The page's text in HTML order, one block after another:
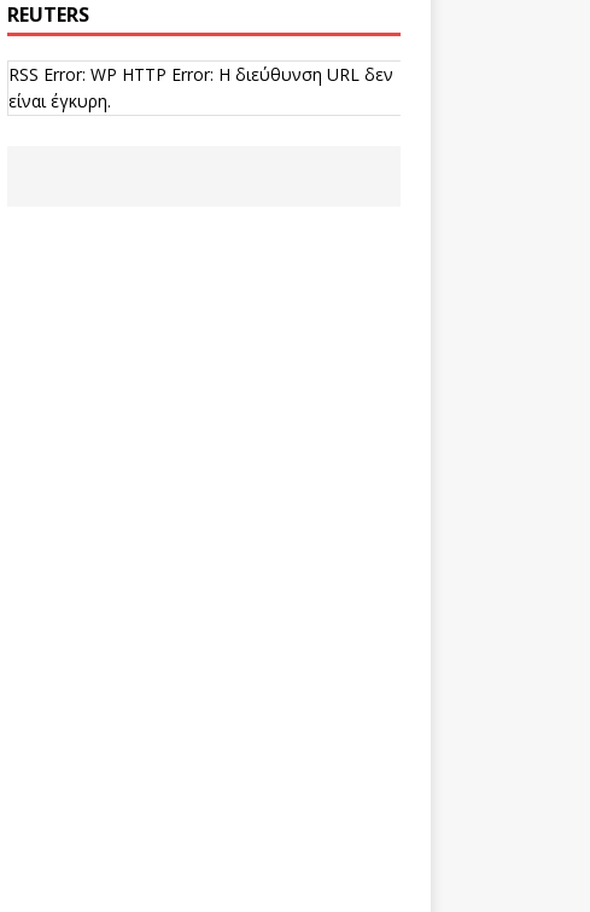
REUTERS
RSS Error: WP HTTP Error: Η διεύθυνση URL δεν
είναι έγκυρη.